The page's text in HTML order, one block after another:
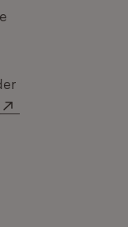
in neuem Fenster)